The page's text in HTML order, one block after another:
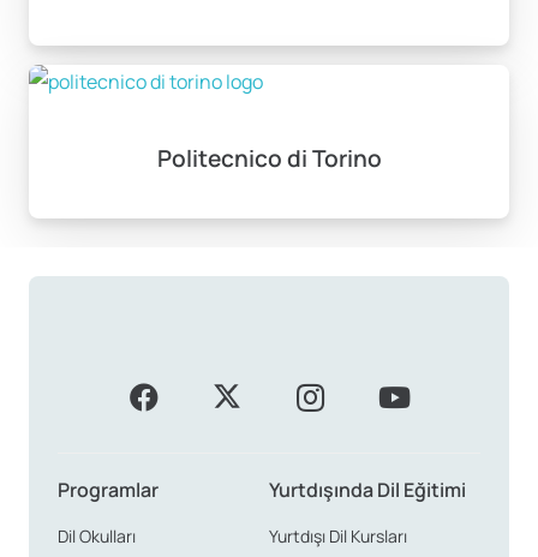
Programlar
mimarlık, sanat, moda ve işletme programlarıdır.
dünya sıralamalarında yüksek yerlere sahiptir. Bu
Dünya Sıralamalarındaki Yeri
mühendislik alanında dünya çapında yüksek
sıralamalarda yer almakta ve kaliteli eğitim
Politecnico di Torino
Programlar
Dil Okulları
Yurtdışında Dil Eğitimi
Yurtdışı Dil Kursları